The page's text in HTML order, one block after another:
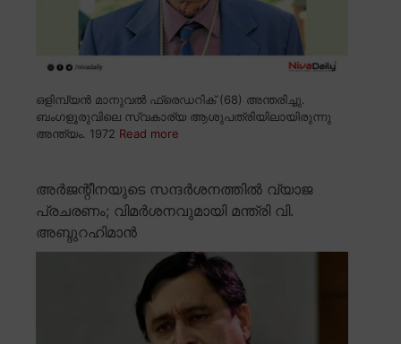
ഒളിമ്പ്യൻ മാനുവൽ ഫ്രെഡറിക് (68) അന്തരിച്ചു.
ബംഗളൂരുവിലെ സ്വകാര്യ ആശുപത്രിയിലായിരുന്നു
അന്ത്യം. 1972 Read more
അർജന്റീനയുടെ സന്ദർശനത്തിൽ വ്യാജ
പ്രചരണം; വിമർശനവുമായി മന്ത്രി വി.
അബ്ദുറഹിമാൻ